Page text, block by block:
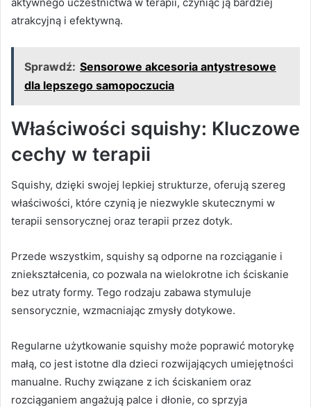
atrakcyjną i efektywną.
Sprawdź: Sensorowe akcesoria antystresowe
dla lepszego samopoczucia
Właściwości squishy: Kluczowe
cechy w terapii
Squishy, dzięki swojej lepkiej strukturze, oferują szereg
właściwości, które czynią je niezwykle skutecznymi w
terapii sensorycznej oraz terapii przez dotyk.
Przede wszystkim, squishy są odporne na rozciąganie i
zniekształcenia, co pozwala na wielokrotne ich ściskanie
bez utraty formy. Tego rodzaju zabawa stymuluje
sensorycznie, wzmacniając zmysły dotykowe.
Regularne użytkowanie squishy może poprawić motorykę
małą, co jest istotne dla dzieci rozwijających umiejętności
manualne. Ruchy związane z ich ściskaniem oraz
rozciąganiem angażują palce i dłonie, co sprzyja